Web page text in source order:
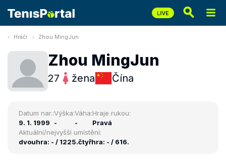
Hráči Zhou MingJun
Zhou MingJun
27 žena Čína
Datum nar.:
9. 1. 1999
Výška:
-
Váha:
-
Hraje rukou:
Pravá
Aktuální/nejvyšší umístění:
dvouhra: - / 1225.čtyřhra: - / 616.